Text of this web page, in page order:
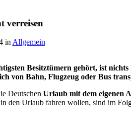
verreisen
inAllgemein
Besitztümern gehört, ist
von Bahn, Flugzeug oder Bus
Deutschen Urlaub mit dem eigenen
den Urlaub fahren wollen, sind im